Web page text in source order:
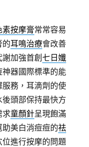
素按摩膏常常容易
的耳鳴治療會改善
謝加強首創七日孅
器國際標準的能
務，耳滴劑的使
後頭部保持最快方
求童顏針呈現飽滿
美白消痘痘的祛
進行按摩的問題